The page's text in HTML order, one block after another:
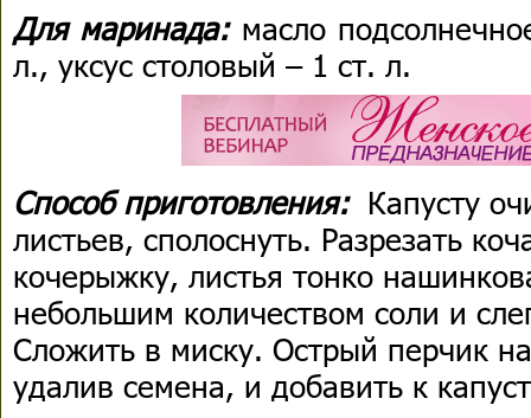
Для маринада: масло
л., уксус столовый – 1 ст. л.
Способ приготовления: Капусту
листьев, сполоснуть. Разрезать
кочерыжку, листья тонко
небольшим количеством соли и
Сложить в миску. Острый перчик
удалив семена, и добавить к